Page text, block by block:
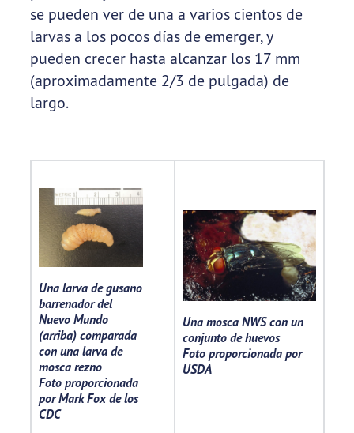
se pueden ver de una a varios cientos de
larvas a los pocos días de emerger, y
pueden crecer hasta alcanzar los 17 mm
(aproximadamente 2/3 de pulgada) de
largo.
Una larva de gusano
barrenador del
Nuevo Mundo
(arriba) comparada
con una larva de
mosca rezno
Foto proporcionada
por Mark Fox de los
CDC
Una mosca NWS con un
conjunto de huevos
Foto proporcionada por
USDA